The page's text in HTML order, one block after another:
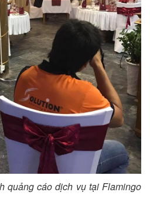
quảng cáo dịch vụ tại Flamingo